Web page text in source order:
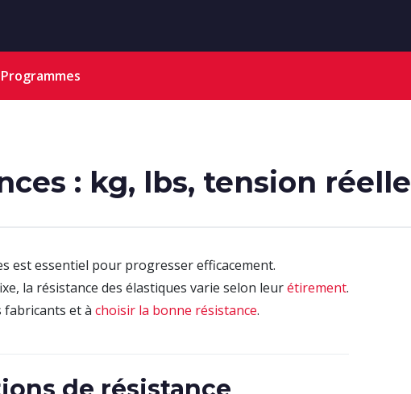
Programmes
: kg, lbs, tension réelle
est essentiel pour progresser efficacement.
la résistance des élastiques varie selon leurétirement.
fabricants et à choisir la bonne résistance.